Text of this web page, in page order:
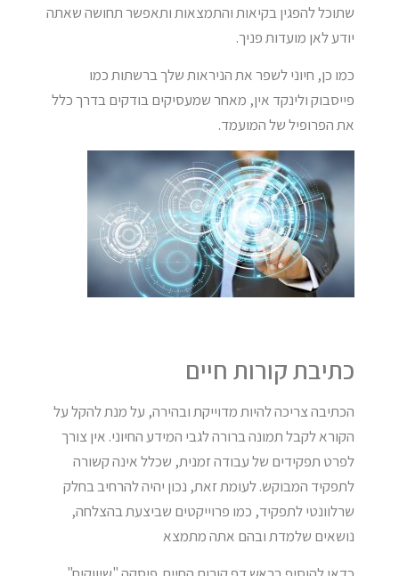
שתוכל להפגין בקיאות והתמצאות ותאפשר תחושה שאתה
יודע לאן מועדות פניך.
כמו כן, חיוני לשפר את הניראות שלך ברשתות כמו
פייסבוק ולינקד אין, מאחר שמעסיקים בודקים בדרך כלל
את הפרופיל של המועמד.
כתיבת קורות חיים
הכתיבה צריכה להיות מדוייקת ובהירה, על מנת להקל על
הקורא לקבל תמונה ברורה לגבי המידע החיוני. אין צורך
לפרט תפקידים של עבודה זמנית, שכלל אינה קשורה
לתפקיד המבוקש. לעומת זאת, נכון יהיה להרחיב בחלק
שרלוונטי לתפקיד, כמו פרוייקטים שביצעת בהצלחה,
נושאים שלמדת ובהם אתה מתמצא